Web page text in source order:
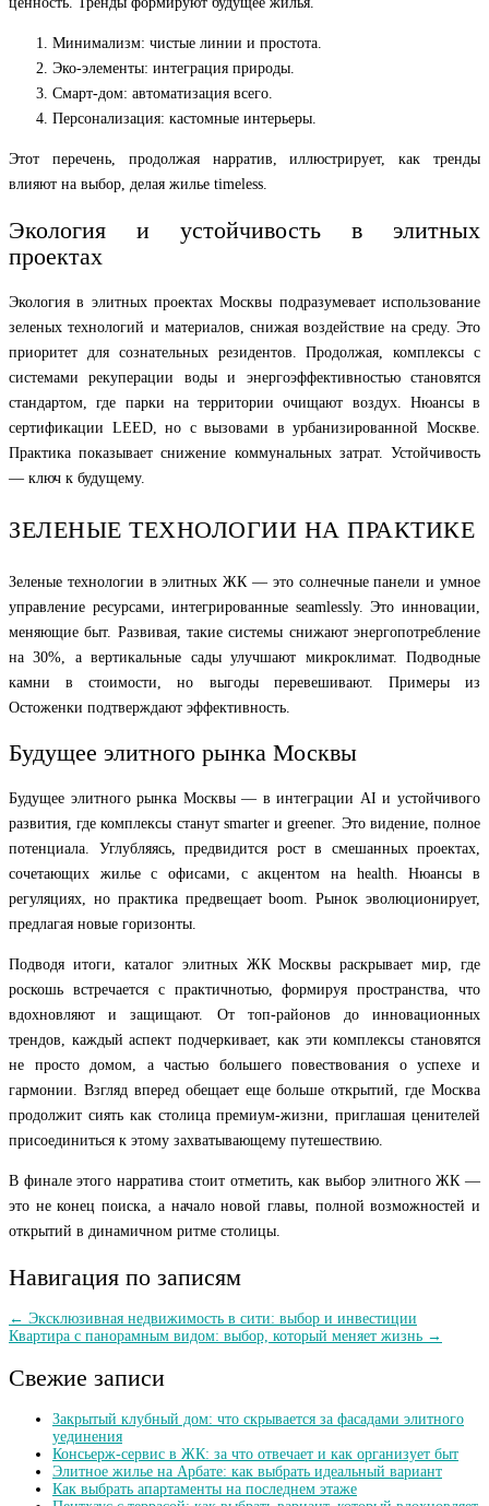
Минимализм: чистые линии и простота.
Эко-элементы: интеграция природы.
Смарт-дом: автоматизация всего.
Персонализация: кастомные интерьеры.
Этот перечень, продолжая нарратив, иллюстрирует, как тренды
влияют на выбор, делая жилье timeless.
Экология и устойчивость в элитных
проектах
Экология в элитных проектах Москвы подразумевает использование
зеленых технологий и материалов, снижая воздействие на среду. Это
приоритет для сознательных резидентов. Продолжая, комплексы с
системами рекуперации воды и энергоэффективностью становятся
стандартом, где парки на территории очищают воздух. Нюансы в
сертификации LEED, но с вызовами в урбанизированной Москве.
Практика показывает снижение коммунальных затрат. Устойчивость
— ключ к будущему.
ЗЕЛЕНЫЕ ТЕХНОЛОГИИ НА ПРАКТИКЕ
Зеленые технологии в элитных ЖК — это солнечные панели и умное
управление ресурсами, интегрированные seamlessly. Это инновации,
меняющие быт. Развивая, такие системы снижают энергопотребление
на 30%, а вертикальные сады улучшают микроклимат. Подводные
камни в стоимости, но выгоды перевешивают. Примеры из
Остоженки подтверждают эффективность.
Будущее элитного рынка Москвы
Будущее элитного рынка Москвы — в интеграции AI и устойчивого
развития, где комплексы станут smarter и greener. Это видение, полное
потенциала. Углубляясь, предвидится рост в смешанных проектах,
сочетающих жилье с офисами, с акцентом на health. Нюансы в
регуляциях, но практика предвещает boom. Рынок эволюционирует,
предлагая новые горизонты.
Подводя итоги, каталог элитных ЖК Москвы раскрывает мир, где
роскошь встречается с практичнотью, формируя пространства, что
вдохновляют и защищают. От топ-районов до инновационных
трендов, каждый аспект подчеркивает, как эти комплексы становятся
не просто домом, а частью большего повествования о успехе и
гармонии. Взгляд вперед обещает еще больше открытий, где Москва
продолжит сиять как столица премиум-жизни, приглашая ценителей
присоединиться к этому захватывающему путешествию.
В финале этого нарратива стоит отметить, как выбор элитного ЖК —
это не конец поиска, а начало новой главы, полной возможностей и
открытий в динамичном ритме столицы.
Навигация по записям
← Эксклюзивная недвижимость в сити: выбор и инвестиции
Квартира с панорамным видом: выбор, который меняет жизнь →
Свежие записи
Закрытый клубный дом: что скрывается за фасадами элитного
уединения
Консьерж-сервис в ЖК: за что отвечает и как организует быт
Элитное жилье на Арбате: как выбрать идеальный вариант
Как выбрать апартаменты на последнем этаже